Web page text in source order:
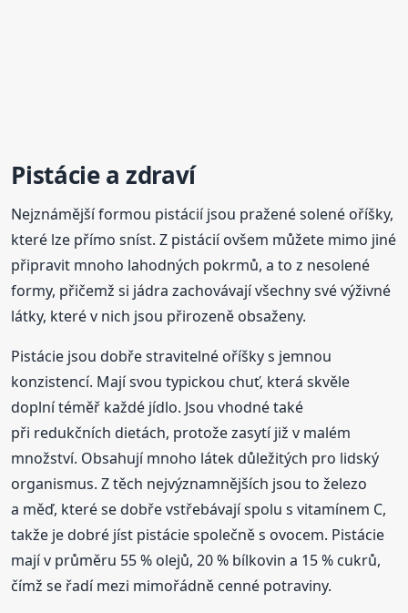
Pistácie a zdraví
Nejznámější formou pistácií jsou pražené solené oříšky,
které lze přímo sníst. Z pistácií ovšem můžete mimo jiné
připravit mnoho lahodných pokrmů, a to z nesolené
formy, přičemž si jádra zachovávají všechny své výživné
látky, které v nich jsou přirozeně obsaženy.
Pistácie jsou dobře stravitelné oříšky s jemnou
konzistencí. Mají svou typickou chuť, která skvěle
doplní téměř každé jídlo. Jsou vhodné také
při redukčních dietách, protože zasytí již v malém
množství. Obsahují mnoho látek důležitých pro lidský
organismus. Z těch nejvýznamnějších jsou to železo
a měď, které se dobře vstřebávají spolu s vitamínem C,
takže je dobré jíst pistácie společně s ovocem. Pistácie
mají v průměru 55 % olejů, 20 % bílkovin a 15 % cukrů,
čímž se řadí mezi mimořádně cenné potraviny.